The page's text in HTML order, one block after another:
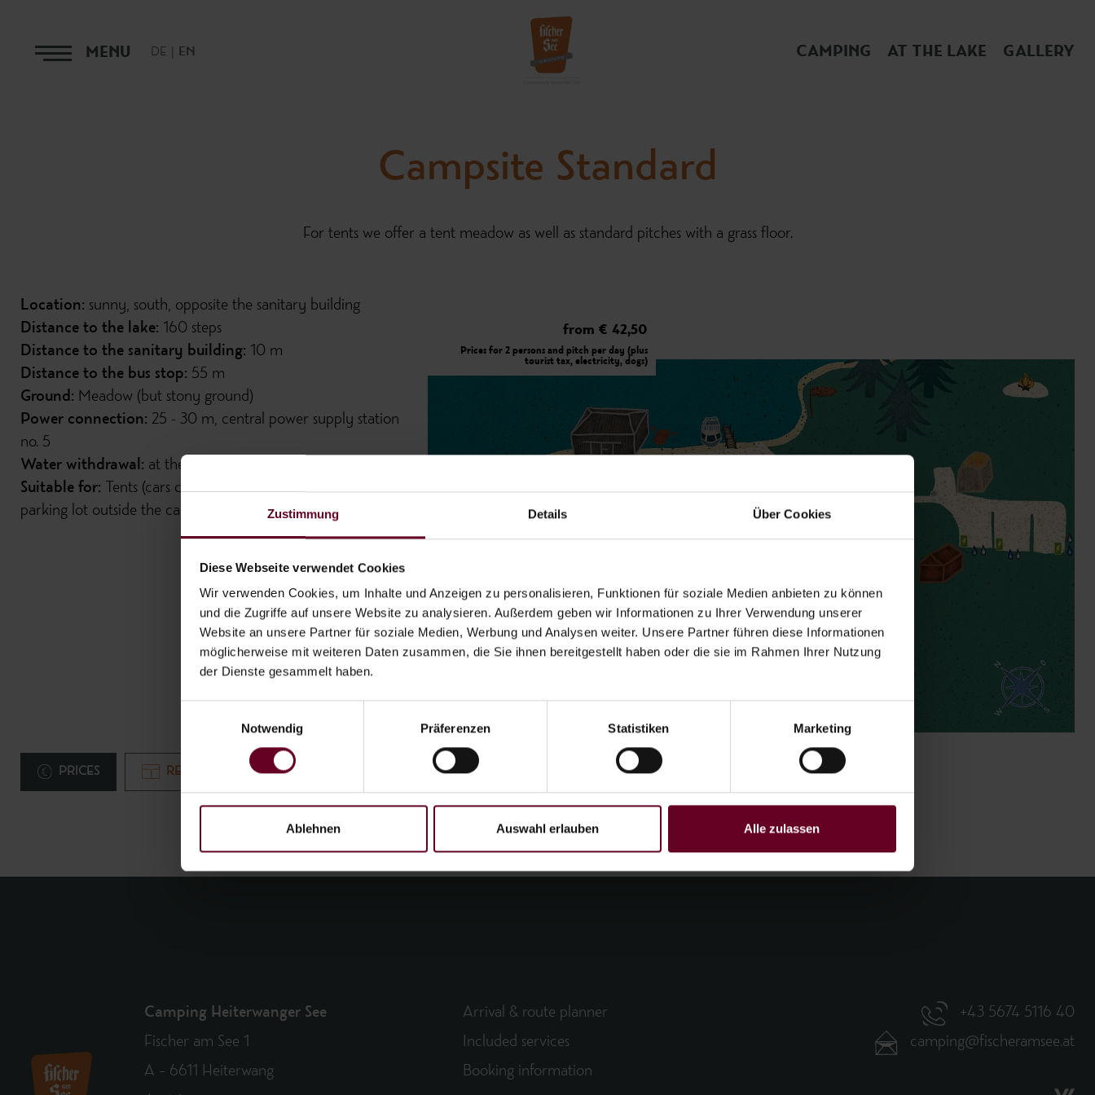
Zustimmung Details Über Cookies
Diese Webseite verwendet Cookies
Wir verwenden Cookies, um Inhalte und Anzeigen zu personalisieren, Funktionen für soziale Medien anbieten zu können
und die Zugriffe auf unsere Website zu analysieren. Außerdem geben wir Informationen zu Ihrer Verwendung unserer
Website an unsere Partner für soziale Medien, Werbung und Analysen weiter. Unsere Partner führen diese Informationen
möglicherweise mit weiteren Daten zusammen, die Sie ihnen bereitgestellt haben oder die sie im Rahmen Ihrer Nutzung
der Dienste gesammelt haben.
Notwendig
Präferenzen Statistiken Marketing
Ablehnen Auswahl erlauben Alle zulassen
MENU DE EN CAMPING AT THE LAKE GALLERY
Campsite Standard
For tents we offer a tent meadow as well as standard pitches with a grass floor.
Location: sunny, south, opposite the sanitary building
Distance to the lake: 160 steps
Distance to the sanitary building: 10 m
Distance to the bus stop: 55 m
Ground: Meadow (but stony ground)
Power connection: 25 - 30 m, central power supply station
no. 5
Water withdrawal: at the sanitary building
Suitable for: Tents (cars can park free of charge in the
parking lot outside the camping area)
from € 42,50
Prices for 2 persons and pitch per day (plus
tourist tax, electricity, dogs)
PRICES REQUEST BOOK
Camping Heiterwanger See
Fischer am See 1
A – 6611 Heiterwang
Arrival & route planner
Included services
Booking information
+43 5674 5116 40
camping@fischeramsee.at